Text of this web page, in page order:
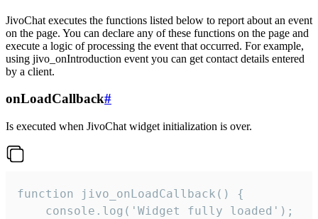
JivoChat executes the functions listed below to report about an event
on the page. You can declare any of these functions on the page and
execute a logic of processing the event that occurred. For example,
using jivo_onIntroduction event you can get contact details entered
by a client.
onLoadCallback#
Is executed when JivoChat widget initialization is over.
function jivo_onLoadCallback() {
    console.log('Widget fully loaded');